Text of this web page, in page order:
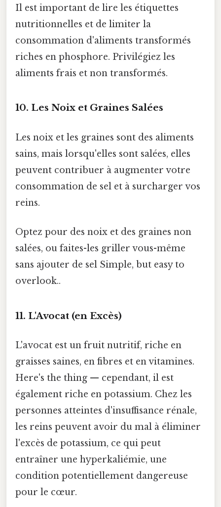
Il est important de lire les étiquettes
nutritionnelles et de limiter la
consommation d'aliments transformés
riches en phosphore. Privilégiez les
aliments frais et non transformés.
10. Les Noix et Graines Salées
Les noix et les graines sont des aliments
sains, mais lorsqu'elles sont salées, elles
peuvent contribuer à augmenter votre
consommation de sel et à surcharger vos
reins.
Optez pour des noix et des graines non
salées, ou faites-les griller vous-même
sans ajouter de sel Simple, but easy to
overlook..
11. L'Avocat (en Excès)
L'avocat est un fruit nutritif, riche en
graisses saines, en fibres et en vitamines.
Here's the thing — cependant, il est
également riche en potassium. Chez les
personnes atteintes d'insuffisance rénale,
les reins peuvent avoir du mal à éliminer
l'excès de potassium, ce qui peut
entraîner une hyperkaliémie, une
condition potentiellement dangereuse
pour le cœur.